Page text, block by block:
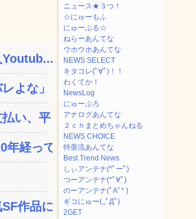
Youtub...
よな」と黒...
い、平日の...
年経って...
作品に絶...
ニュース★３つ！
☆にゅーもふ
にゅーぷる☆
ねらーあんてな
ウホウホあんてな
NEWS SELECT
キタコレ(ﾟ∀ﾟ)！！
わくてか！
NewsLog
にゅーぷろ
アナログあんてな
２ｃｈまとめちゃんねる
NEWS CHOICE
特亜流あんてな
Best Trend News
しぃアンテナ(*ﾟーﾟ)
つーアンテナ(*ﾟ∀ﾟ)
のーアンテナ(ﾟAﾟ* )
ギコにゅー(,,ﾟДﾟ)
2GET